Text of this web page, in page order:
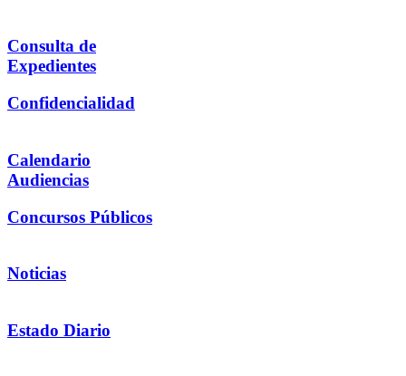
Consulta de
Expedientes
Confidencialidad
Calendario
Audiencias
Concursos Públicos
Noticias
Estado Diario